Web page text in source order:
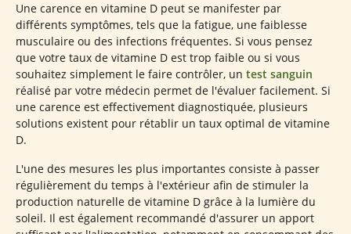
Une carence en vitamine D peut se manifester par
différents symptômes, tels que la fatigue, une faiblesse
musculaire ou des infections fréquentes. Si vous pensez
que votre taux de vitamine D est trop faible ou si vous
souhaitez simplement le faire contrôler, un test sanguin
réalisé par votre médecin permet de l'évaluer facilement. Si
une carence est effectivement diagnostiquée, plusieurs
solutions existent pour rétablir un taux optimal de vitamine
D.
L'une des mesures les plus importantes consiste à passer
régulièrement du temps à l'extérieur afin de stimuler la
production naturelle de vitamine D grâce à la lumière du
soleil. Il est également recommandé d'assurer un apport